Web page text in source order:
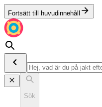
Fortsätt till huvudinnehåll
Sök